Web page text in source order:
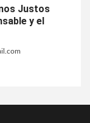
Justos
y el